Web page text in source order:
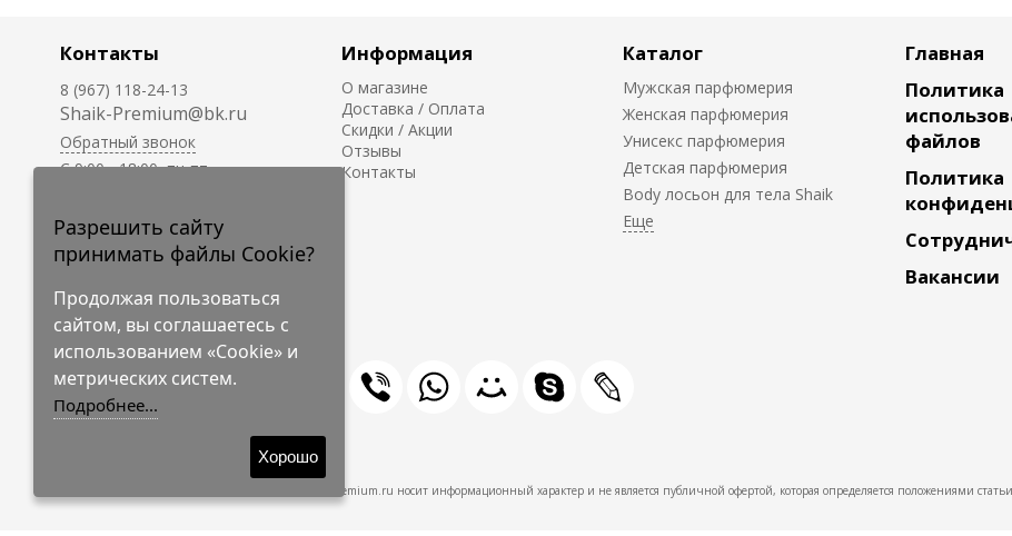
Контакты
8 (967) 118-24-13
Shaik-Premium@bk.ru
Обратный звонок
C 9:00 - 18:00, пн-пт
круглосуточно.
Информация
О магазине
Доставка / Оплата
Скидки / Акции
Отзывы
Контакты
Каталог
Мужская парфюмерия
Женская парфюмерия
Унисекс парфюмерия
Детская парфюмерия
Body лосьон для тела Shaik
Главная
Политика
файлов
Политика
Вакансии
© 2009-2026 Shaik-Premium
Shaik-Premium.ru носит информационный характер и не является публичной офертой, которая определяется положениями
Разрешить сайту
принимать файлы Cookie?
Продолжая пользоваться
сайтом, вы соглашаетесь с
использованием «Cookie» и
метрических систем.
Подробнее...
Хорошо